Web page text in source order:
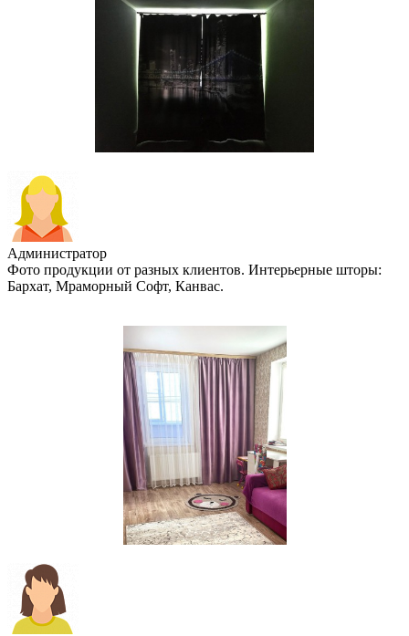
Администратор
Фото продукции от разных клиентов. Интерьерные шторы:
Бархат, Мраморный Софт, Канвас.